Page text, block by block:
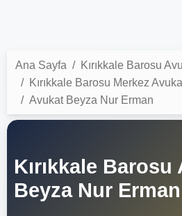
Ana Sayfa
Kırıkkale Barosu
Kırıkkale Barosu Merkez
Avukat Beyza Nur Erman
Kırıkkale Barosu
Beyza Nur Erman